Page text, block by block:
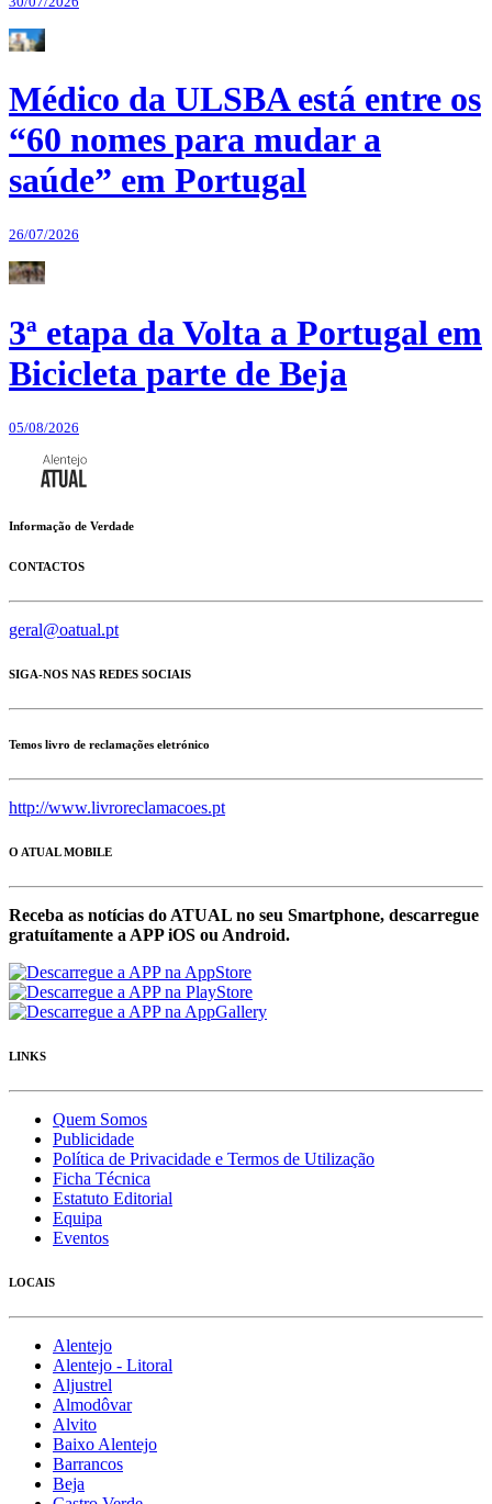
Médico da ULSBA está entre os
“60 nomes para mudar a
saúde” em Portugal
26/07/2026
3ª etapa da Volta a Portugal em
Bicicleta parte de Beja
05/08/2026
Informação de Verdade
CONTACTOS
geral@oatual.pt
SIGA-NOS NAS REDES SOCIAIS
Temos livro de reclamações eletrónico
http://www.livroreclamacoes.pt
O ATUAL MOBILE
Receba as notícias do ATUAL no seu Smartphone, descarregue
gratuítamente a APP iOS ou Android.
LINKS
Quem Somos
Publicidade
Política de Privacidade e Termos de Utilização
Ficha Técnica
Estatuto Editorial
Equipa
Eventos
LOCAIS
Alentejo
Alentejo - Litoral
Aljustrel
Almodôvar
Alvito
Baixo Alentejo
Barrancos
Beja